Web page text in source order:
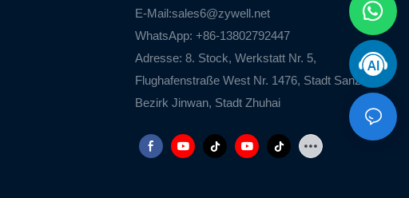
E-Mail:sales6@zywell.net
WhatsApp: +86-13802792447
Adresse: 8. Stock, Werkstatt Nr. 5,
Flughafenstraße West Nr. 1476, Stadt Sanzao,
Bezirk Jinwan, Stadt Zhuhai